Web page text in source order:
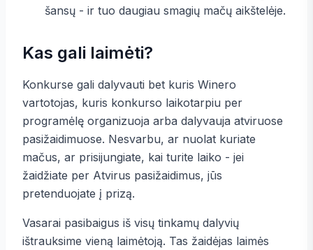
šansų - ir tuo daugiau smagių mačų aikštelėje.
Kas gali laimėti?
Konkurse gali dalyvauti bet kuris Winero
vartotojas, kuris konkurso laikotarpiu per
programėlę organizuoja arba dalyvauja atviruose
pasižaidimuose. Nesvarbu, ar nuolat kuriate
mačus, ar prisijungiate, kai turite laiko - jei
žaidžiate per Atvirus pasižaidimus, jūs
pretenduojate į prizą.
Vasarai pasibaigus iš visų tinkamų dalyvių
ištrauksime vieną laimėtoją. Tas žaidėjas laimės